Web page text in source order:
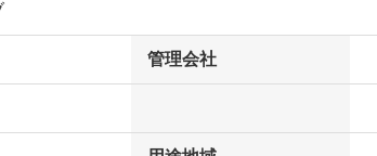
管理会社